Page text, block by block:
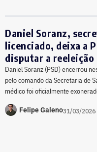
Daniel Soranz,
licenciado, deixa a
disputar a reeleição
Daniel Soranz (PSD) encerrou
pelo comando da Secretaria de
médico foi oficialmente
Felipe Galeno31/03/2026